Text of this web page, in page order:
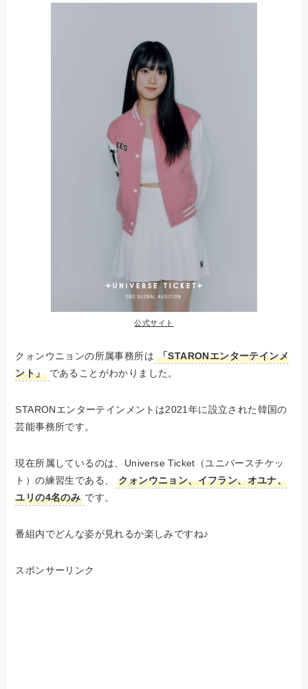
公式サイト
クォンウニョンの所属事務所は 「STARONエンターテインメ
ント」 であることがわかりました。
STARONエンターテインメントは2021年に設立された韓国の
芸能事務所です。
現在所属しているのは、Universe Ticket（ユニバースチケッ
ト）の練習生である、
クォンウニョン、イフラン、オユナ、
ユリの4名のみ です。
番組内でどんな姿が見れるか楽しみですね♪
スポンサーリンク